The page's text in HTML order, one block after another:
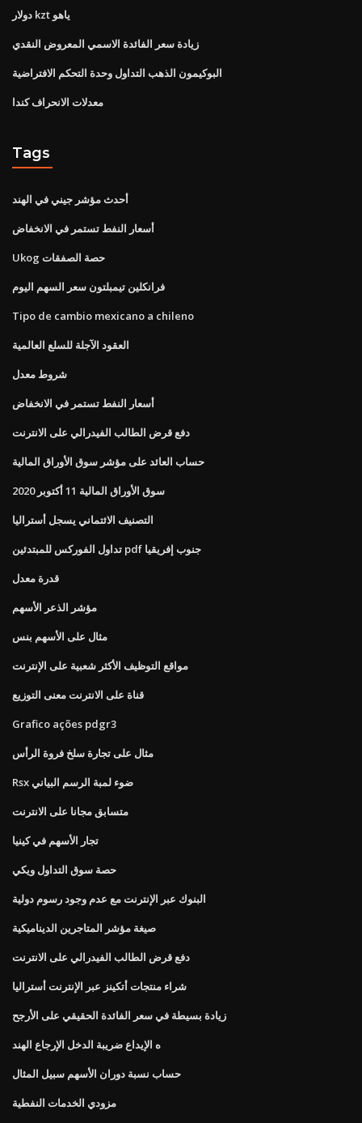
دولار kzt ياهو
زيادة سعر الفائدة الاسمي المعروض النقدي
البوكيمون الذهب التداول وحدة التحكم الافتراضية
معدلات الانحراف كندا
Tags
أحدث مؤشر جيني في الهند
أسعار النفط تستمر في الانخفاض
Ukog حصة الصفقات
فرانكلين تيمبلتون سعر السهم اليوم
Tipo de cambio mexicano a chileno
العقود الآجلة للسلع العالمية
شروط معدل
أسعار النفط تستمر في الانخفاض
دفع قرض الطالب الفيدرالي على الانترنت
حساب العائد على مؤشر سوق الأوراق المالية
سوق الأوراق المالية 11 أكتوبر 2020
التصنيف الائتماني يسجل أستراليا
تداول الفوركس للمبتدئين pdf جنوب إفريقيا
قدرة معدل
مؤشر الذعر الأسهم
مثال على الأسهم بنس
مواقع التوظيف الأكثر شعبية على الإنترنت
قناة على الانترنت معنى التوزيع
Grafico ações pdgr3
مثال على تجارة سلخ فروة الرأس
Rsx ضوء لمبة الرسم البياني
متسابق مجانا على الانترنت
تجار الأسهم في كينيا
حصة سوق التداول ويكي
البنوك عبر الإنترنت مع عدم وجود رسوم دولية
صيغة مؤشر المتاجرين الديناميكية
دفع قرض الطالب الفيدرالي على الانترنت
شراء منتجات أتكينز عبر الإنترنت أستراليا
زيادة بسيطة في سعر الفائدة الحقيقي على الأرجح
ه الإيداع ضريبة الدخل الإرجاع الهند
حساب نسبة دوران الأسهم سبيل المثال
مزودي الخدمات النفطية